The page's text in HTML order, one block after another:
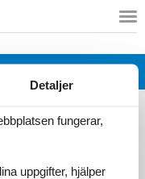
Detaljer
fungerar,
uppgifter, hjälper